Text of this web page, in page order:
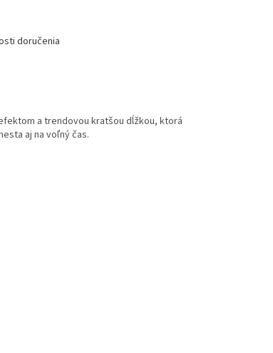
doručenia
a trendovou kratšou dĺžkou, ktorá
aj na voľný čas.